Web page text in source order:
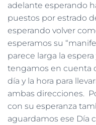
adelante esperando
puestos por estrado
esperando volver
esperamos su
parece larga la
tengamos en cuenta
día y la hora para
ambas direcciones.
con su esperanza
aguardamos ese Día